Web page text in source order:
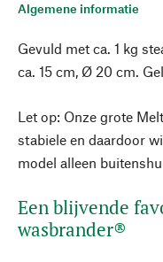
Algemene informatie
Gevuld met ca. 1 kg
ca. 15 cm, Ø 20 cm.
Let op: Onze grote
stabiele en daardoor
model alleen
Een blijvende
wasbrander®